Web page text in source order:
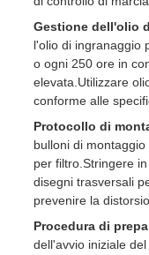
Gestione dell'olio
l'olio di ingranaggio
o ogni 250 ore in
elevata.Utilizzare
conforme alle
Protocollo di
bulloni di
per filtro.Stringere
disegni trasversali
prevenire la
Procedura di
dell'avvio iniziale